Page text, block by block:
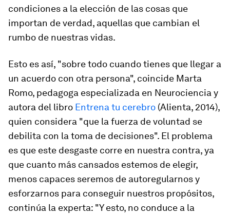
condiciones a la elección de las cosas que
importan de verdad, aquellas que cambian el
rumbo de nuestras vidas.
Esto es así, "sobre todo cuando tienes que llegar a
un acuerdo con otra persona", coincide Marta
Romo, pedagoga especializada en Neurociencia y
autora del libro Entrena tu cerebro (Alienta, 2014),
quien considera "que la fuerza de voluntad se
debilita con la toma de decisiones". El problema
es que este desgaste corre en nuestra contra, ya
que cuanto más cansados estemos de elegir,
menos capaces seremos de autoregularnos y
esforzarnos para conseguir nuestros propósitos,
continúa la experta: "Y esto, no conduce a la